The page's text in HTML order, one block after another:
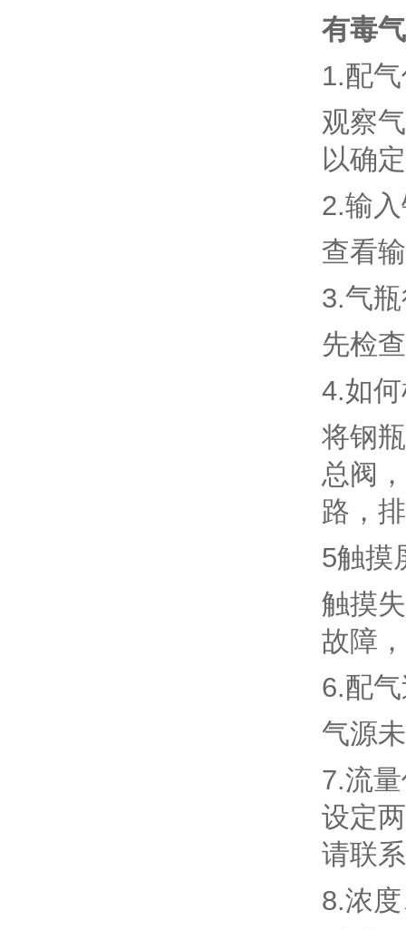
有毒
1.配
观察
以确
2.输
查看
3.气
先检
4.如
将钢
总阀
路，
5触摸
触摸
故障
6.配
气源
7.流
设定
请联
8.浓